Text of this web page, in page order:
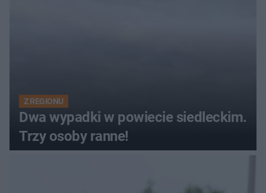
Z REGIONU
Dwa wypadki w powiecie siedleckim.
Trzy osoby ranne!